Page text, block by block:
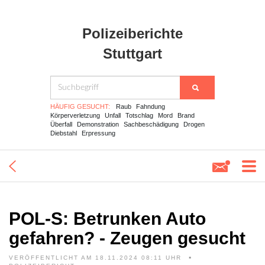
Polizeiberichte
Stuttgart
HÄUFIG GESUCHT: Raub
Fahndung
Körperverletzung
Unfall Totschlag Mord
Brand
Überfall
Demonstration Sachbeschädigung
Drogen
Diebstahl
Erpressung
POL-S: Betrunken Auto
gefahren? - Zeugen gesucht
VERÖFFENTLICHT AM 18.11.2024 08:11 UHR